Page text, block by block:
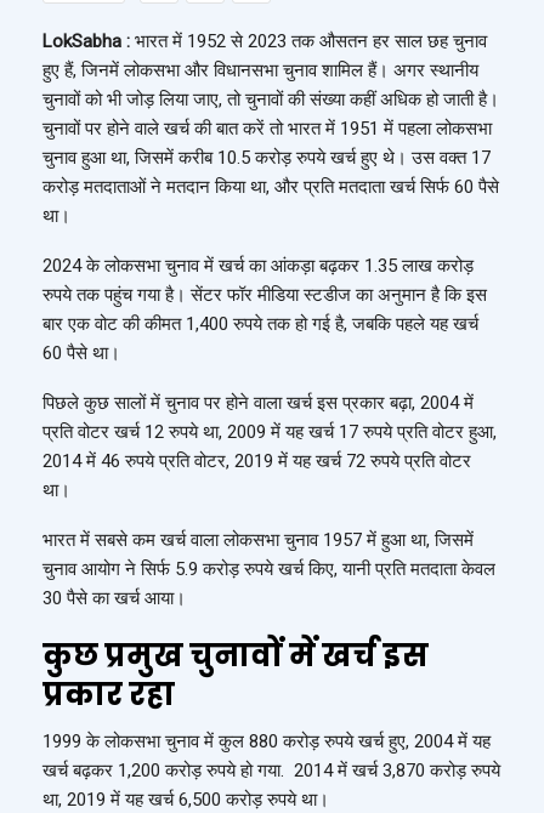
LokSabha : भारत में 1952 से 2023 तक औसतन हर साल छह चुनाव
हुए हैं, जिनमें लोकसभा और विधानसभा चुनाव शामिल हैं। अगर स्थानीय
चुनावों को भी जोड़ लिया जाए, तो चुनावों की संख्या कहीं अधिक हो जाती है।
चुनावों पर होने वाले खर्च की बात करें तो भारत में 1951 में पहला लोकसभा
चुनाव हुआ था, जिसमें करीब 10.5 करोड़ रुपये खर्च हुए थे। उस वक्त 17
करोड़ मतदाताओं ने मतदान किया था, और प्रति मतदाता खर्च सिर्फ 60 पैसे
था।
2024 के लोकसभा चुनाव में खर्च का आंकड़ा बढ़कर 1.35 लाख करोड़
रुपये तक पहुंच गया है। सेंटर फॉर मीडिया स्टडीज का अनुमान है कि इस
बार एक वोट की कीमत 1,400 रुपये तक हो गई है, जबकि पहले यह खर्च
60 पैसे था।
पिछले कुछ सालों में चुनाव पर होने वाला खर्च इस प्रकार बढ़ा, 2004 में
प्रति वोटर खर्च 12 रुपये था, 2009 में यह खर्च 17 रुपये प्रति वोटर हुआ,
2014 में 46 रुपये प्रति वोटर, 2019 में यह खर्च 72 रुपये प्रति वोटर
था।
भारत में सबसे कम खर्च वाला लोकसभा चुनाव 1957 में हुआ था, जिसमें
चुनाव आयोग ने सिर्फ 5.9 करोड़ रुपये खर्च किए, यानी प्रति मतदाता केवल
30 पैसे का खर्च आया।
कुछ प्रमुख चुनावों में खर्च इस
प्रकार रहा
1999 के लोकसभा चुनाव में कुल 880 करोड़ रुपये खर्च हुए, 2004 में यह
खर्च बढ़कर 1,200 करोड़ रुपये हो गया. 2014 में खर्च 3,870 करोड़ रुपये
था, 2019 में यह खर्च 6,500 करोड़ रुपये था।